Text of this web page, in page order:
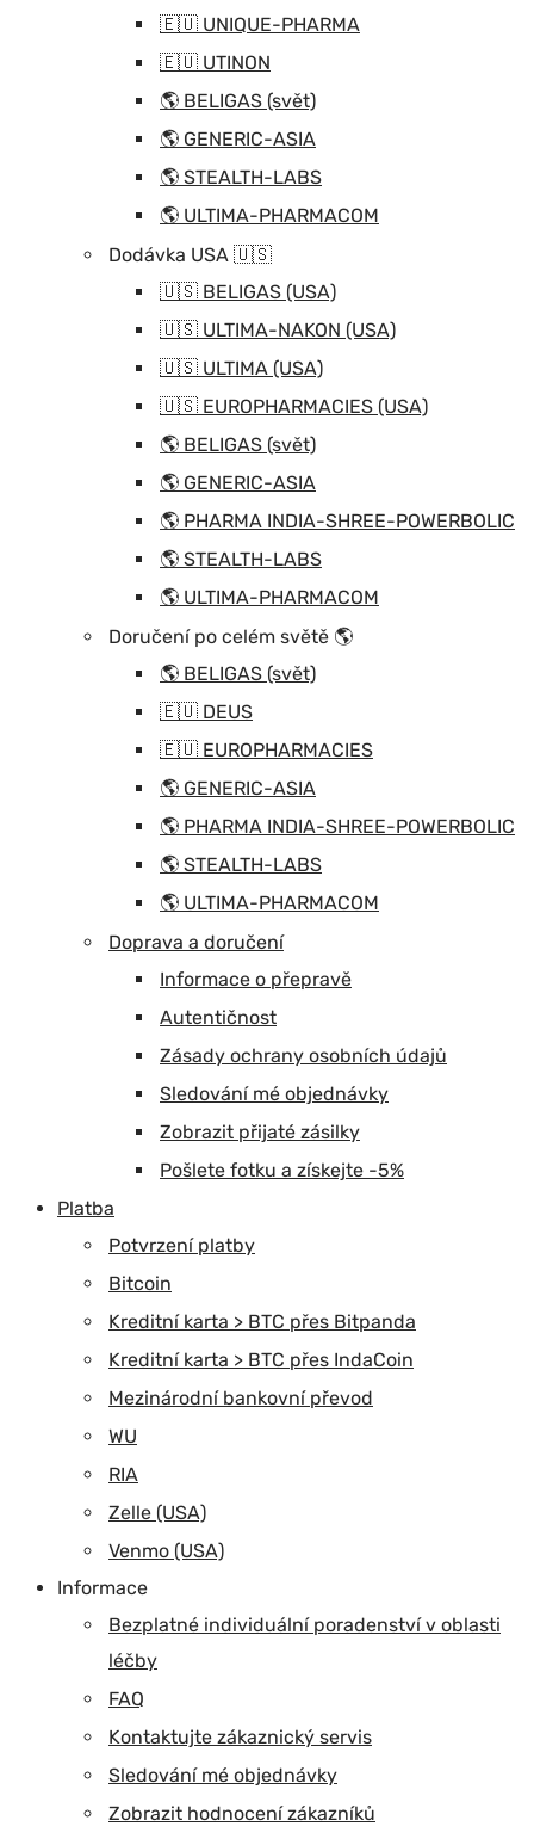
🇪🇺 UNIQUE-PHARMA
🇪🇺 UTINON
🌎 BELIGAS (svět)
🌎 GENERIC-ASIA
🌎 STEALTH-LABS
🌎 ULTIMA-PHARMACOM
Dodávka USA 🇺🇸
🇺🇸 BELIGAS (USA)
🇺🇸 ULTIMA-NAKON (USA)
🇺🇸 ULTIMA (USA)
🇺🇸 EUROPHARMACIES (USA)
🌎 BELIGAS (svět)
🌎 GENERIC-ASIA
🌎 PHARMA INDIA-SHREE-POWERBOLIC
🌎 STEALTH-LABS
🌎 ULTIMA-PHARMACOM
Doručení po celém světě 🌎
🌎 BELIGAS (svět)
🇪🇺 DEUS
🇪🇺 EUROPHARMACIES
🌎 GENERIC-ASIA
🌎 PHARMA INDIA-SHREE-POWERBOLIC
🌎 STEALTH-LABS
🌎 ULTIMA-PHARMACOM
Doprava a doručení
Informace o přepravě
Autentičnost
Zásady ochrany osobních údajů
Sledování mé objednávky
Zobrazit přijaté zásilky
Pošlete fotku a získejte -5%
Platba
Potvrzení platby
Bitcoin
Kreditní karta > BTC přes Bitpanda
Kreditní karta > BTC přes IndaCoin
Mezinárodní bankovní převod
WU
RIA
Zelle (USA)
Venmo (USA)
Informace
Bezplatné individuální poradenství v oblasti
léčby
FAQ
Kontaktujte zákaznický servis
Sledování mé objednávky
Zobrazit hodnocení zákazníků